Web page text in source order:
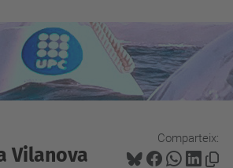
Comparteix:
Vilanova